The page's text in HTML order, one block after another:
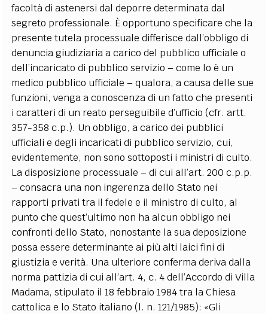
facoltà di astenersi dal deporre determinata dal
segreto professionale. È opportuno specificare che la
presente tutela processuale differisce dall’obbligo di
denuncia giudiziaria a carico del pubblico ufficiale o
dell’incaricato di pubblico servizio – come lo è un
medico pubblico ufficiale – qualora, a causa delle sue
funzioni, venga a conoscenza di un fatto che presenti
i caratteri di un reato perseguibile d’ufficio (cfr. artt.
357-358 c.p.). Un obbligo, a carico dei pubblici
ufficiali e degli incaricati di pubblico servizio, cui,
evidentemente, non sono sottoposti i ministri di culto.
La disposizione processuale – di cui all’art. 200 c.p.p.
– consacra una non ingerenza dello Stato nei
rapporti privati tra il fedele e il ministro di culto, al
punto che quest’ultimo non ha alcun obbligo nei
confronti dello Stato, nonostante la sua deposizione
possa essere determinante ai più alti laici fini di
giustizia e verità. Una ulteriore conferma deriva dalla
norma pattizia di cui all’art. 4, c. 4 dell’Accordo di Villa
Madama, stipulato il 18 febbraio 1984 tra la Chiesa
cattolica e lo Stato italiano (l. n. 121/1985): «Gli